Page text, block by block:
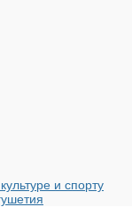
и спорту